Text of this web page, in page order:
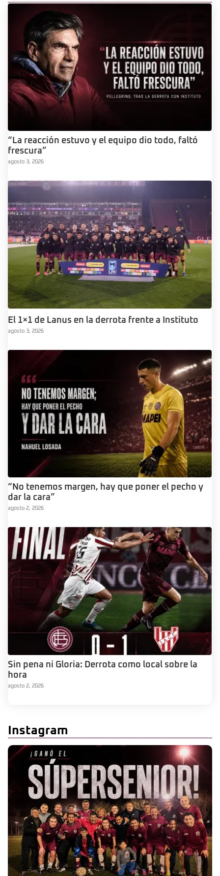
“La reacción estuvo y el equipo dio todo, faltó
frescura”
agosto 3, 2026
El 1×1 de Lanus en la derrota frente a Instituto
agosto 3, 2026
“No tenemos margen, hay que poner el pecho y
dar la cara”
agosto 2, 2026
Sin pena ni Gloria: Derrota como local sobre la
hora
agosto 2, 2026
Instagram